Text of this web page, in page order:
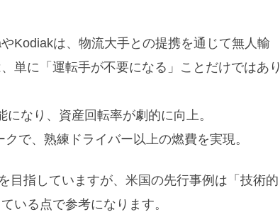
Kodiakは、物流大手との提携を通じて無人輸
単に「運転手が不要になる」ことだけではあり
なり、資産回転率が劇的に向上。
で、熟練ドライバー以上の燃費を実現。
目指していますが、米国の先行事例は「技術的
いる点で参考になります。